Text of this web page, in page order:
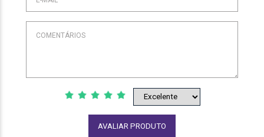
AVALIAR PRODUTO